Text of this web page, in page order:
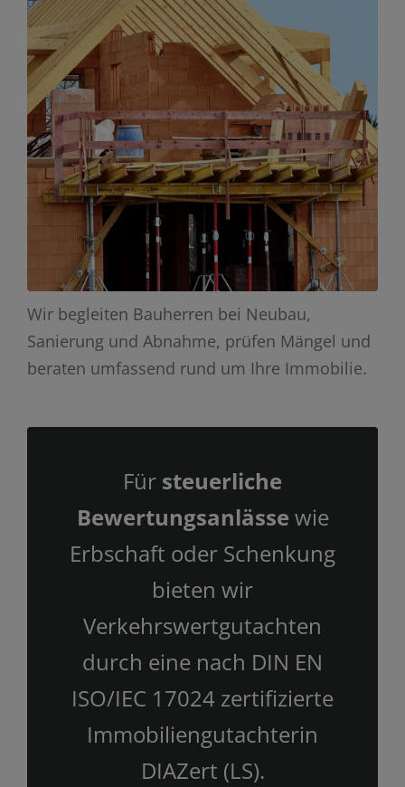
Wir begleiten Bauherren bei Neubau,
Sanierung und Abnahme, prüfen Mängel und
beraten umfassend rund um Ihre Immobilie.
Für steuerliche
Bewertungsanlässe wie
Erbschaft oder Schenkung
bieten wir
Verkehrswertgutachten
durch eine nach DIN EN
ISO/IEC 17024 zertifizierte
Immobiliengutachterin
DIAZert (LS).